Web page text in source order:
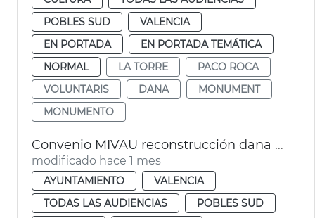
POBLES SUD
VALENCIA
EN PORTADA
EN PORTADA TEMÁTICA
NORMAL
LA TORRE
PACO ROCA
VOLUNTARIS
DANA
MONUMENT
MONUMENTO
Convenio MIVAU reconstrucción dana València
modificado hace 1 mes
AYUNTAMIENTO
VALENCIA
TODAS LAS AUDIENCIAS
POBLES SUD